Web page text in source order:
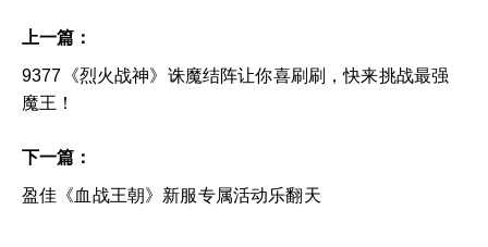
上一篇：
9377《烈火战神》诛魔结阵让你喜刷刷，快来挑战最强
魔王！
下一篇：
盈佳《血战王朝》新服专属活动乐翻天